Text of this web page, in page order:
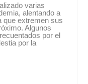
varias
alentando a
que extremen sus
Algunos
por el
por la